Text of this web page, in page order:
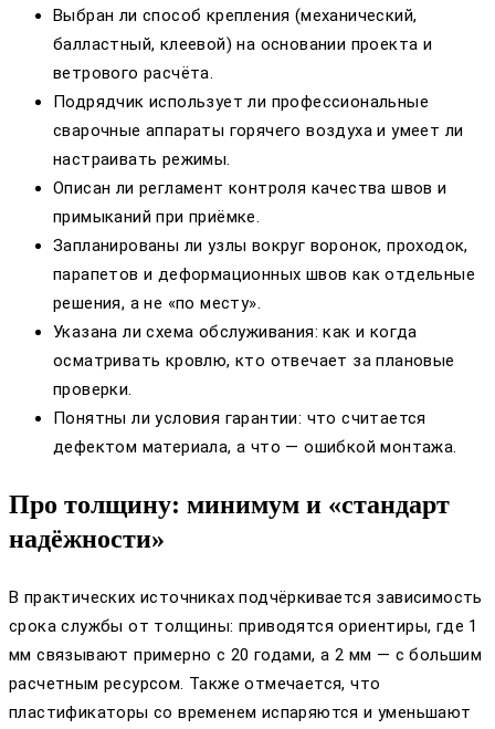
Выбран ли способ крепления (механический,
балластный, клеевой) на основании проекта и
ветрового расчёта.
Подрядчик использует ли профессиональные
сварочные аппараты горячего воздуха и умеет ли
настраивать режимы.
Описан ли регламент контроля качества швов и
примыканий при приёмке.
Запланированы ли узлы вокруг воронок, проходок,
парапетов и деформационных швов как отдельные
решения, а не «по месту».
Указана ли схема обслуживания: как и когда
осматривать кровлю, кто отвечает за плановые
проверки.
Понятны ли условия гарантии: что считается
дефектом материала, а что — ошибкой монтажа.
Про толщину: минимум и «стандарт
надёжности»
В практических источниках подчёркивается зависимость
срока службы от толщины: приводятся ориентиры, где 1
мм связывают примерно с 20 годами, а 2 мм — с большим
расчетным ресурсом. Также отмечается, что
пластификаторы со временем испаряются и уменьшают